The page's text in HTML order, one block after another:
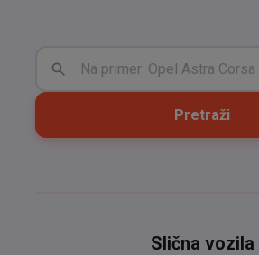
Pretraži
Slična vozila